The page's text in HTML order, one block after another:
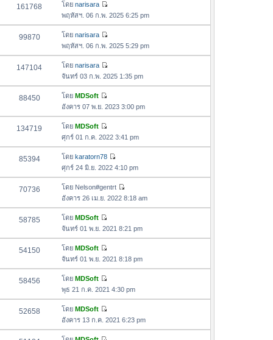
สุ
ด
า
ม
า
สุ
161768 โดย narisara
ดู
ข้
ค
ว
ม
ล่
สุ
พฤหัสฯ. 06 ก.พ. 2025 6:25 pm
99870 โดย narisara
ดู
ข้
ค
ว
ม
ล่
สุ
ด
พฤหัสฯ. 06 ก.พ. 2025 5:29 pm
147104 โดย narisara
ดู
ข้
ค
ว
ม
ล่
า
สุ
จันทร์ 03 ก.พ. 2025 1:35 pm
88450 โดย MDSoft
ดู
ข้
ค
ว
า
ม
ล่
า
สุ
อังคาร 07 พ.ย. 2023 3:00 pm
134719 โดย MDSoft
ดู
ข้
อ
ค
ว
า
ม
ล่
สุ
ศุกร์ 01 ก.ค. 2022 3:41 pm
85394 โดย karatorn78
ดู
ข้
อ
ค
ว
ม
ล่
สุ
ศุกร์ 24 มิ.ย. 2022 4:10 pm
70736 โดย Nelson#gentrt
ดู
ข้
ค
ว
ม
ล่
สุ
อังคาร 26 เม.ย. 2022 8:18 am
58785 โดย MDSoft
ดู
ข้
ค
ว
ม
ล่
สุ
จันทร์ 01 พ.ย. 2021 8:21 pm
54150 โดย MDSoft
ดู
ข้
ค
ว
ม
ล่
จันทร์ 01 พ.ย. 2021 8:18 pm
58456 โดย MDSoft
ดู
ข้
ค
ว
พุธ 21 ก.ค. 2021 4:30 pm
52658 โดย MDSoft
ดู
ข้
อังคาร 13 ก.ค. 2021 6:23 pm